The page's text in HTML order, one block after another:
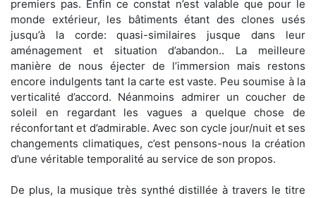
premiers pas. Enfin ce constat n’est valable que pour le
monde extérieur, les bâtiments étant des clones usés
jusqu’à la corde: quasi-similaires jusque dans leur
aménagement et situation d’abandon.. La meilleure
manière de nous éjecter de l’immersion mais restons
encore indulgents tant la carte est vaste. Peu soumise à la
verticalité d’accord. Néanmoins admirer un coucher de
soleil en regardant les vagues a quelque chose de
réconfortant et d’admirable. Avec son cycle jour/nuit et ses
changements climatiques, c’est pensons-nous la création
d’une véritable temporalité au service de son propos.
De plus, la musique très synthé distillée à travers le titre